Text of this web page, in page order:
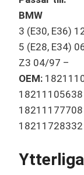
BMW
3 (E30, E36)
5 (E28, E34)
Z3 04/97 –
OEM:
18211105638
18211177708
18211728332